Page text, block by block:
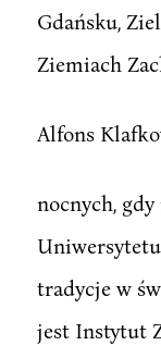
Gdańsku,
Ziemiach
Alfons
nocnych, gdy
tradycje w
jest Instytut